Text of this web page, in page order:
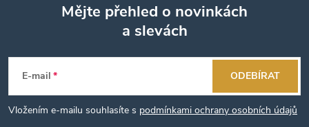
p
Mějte přehled o novinkách
a slevách
E-mail
Vložením e-mailu souhlasíte s podmínkami ochrany osobních údajů
ODEBÍRAT